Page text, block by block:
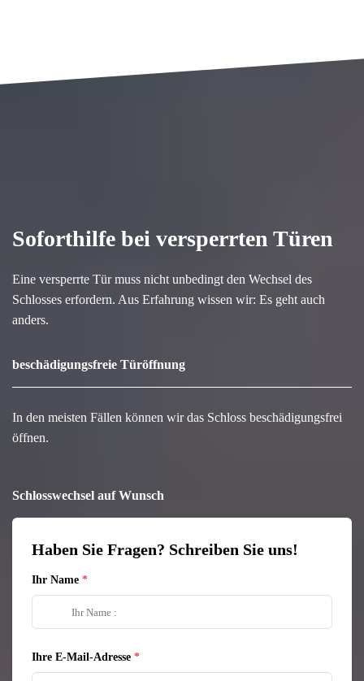
Soforthilfe bei versperrten Türen
Eine versperrte Tür muss nicht unbedingt den Wechsel des
Schlosses erfordern. Aus Erfahrung wissen wir: Es geht auch
anders.
beschädigungsfreie Türöffnung
In den meisten Fällen können wir das Schloss beschädigungsfrei
öffnen.
Schlosswechsel auf Wunsch
Haben Sie Fragen? Schreiben Sie uns!
Ihr Name
Ihre E-Mail-Adresse